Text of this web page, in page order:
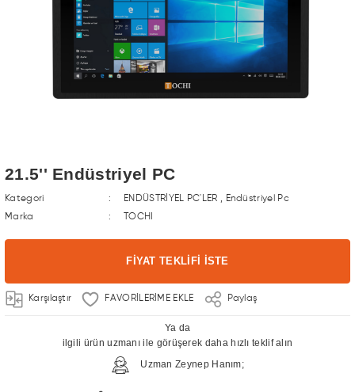
21.5'' Endüstriyel PC
Kategori ENDÜSTRİYEL PC'LER , Endüstriyel Pc
Marka
TOCHI
FİYAT TEKLİFİ İSTE
Karşılaştır Paylaş
Ya da
ilgili ürün uzmanı ile görüşerek daha hızlı teklif alın
Uzman Zeynep Hanım;